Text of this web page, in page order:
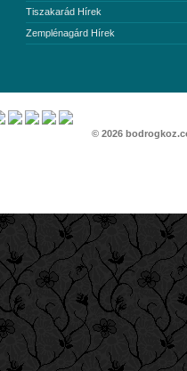
Tiszakarád Hírek
Zemplénagárd Hírek
© 2026